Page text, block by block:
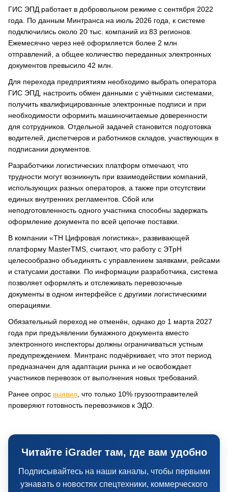
ГИС ЭПД работает в добровольном режиме с сентября 2022
года. По данным Минтранса на июль 2026 года, к системе
подключились около 20 тыс. компаний из 83 регионов.
Ежемесячно через неё оформляется более 2 млн
отправлений, а общее количество переданных электронных
документов превысило 42 млн.
Для перехода предприятиям необходимо выбрать оператора
ГИС ЭПД, настроить обмен данными с учётными системами,
получить квалифицированные электронные подписи и при
необходимости оформить машиночитаемые доверенности
для сотрудников. Отдельной задачей становится подготовка
водителей, диспетчеров и работников складов, участвующих в
подписании документов.
Разработчики логистических платформ отмечают, что
трудности могут возникнуть при взаимодействии компаний,
использующих разных операторов, а также при отсутствии
единых внутренних регламентов. Сбой или
неподготовленность одного участника способны задержать
оформление документа по всей цепочке поставки.
В компании «ТН Цифровая логистика», развивающей
платформу MasterTMS, считают, что работу с ЭТрН
целесообразно объединять с управлением заявками, рейсами
и статусами доставки. По информации разработчика, система
позволяет оформлять и отслеживать перевозочные
документы в одном интерфейсе с другими логистическими
операциями.
Обязательный переход не отменён, однако до 1 марта 2027
года при предъявлении бумажного документа вместо
электронного инспекторы должны ограничиваться устным
предупреждением. Минтранс подчёркивает, что этот период
предназначен для адаптации рынка и не освобождает
участников перевозок от выполнения новых требований.
Ранее опрос выявил , что только 10% грузоотправителей
проверяют готовность перевозчиков к ЭДО.
Читайте iGrader там, где вам удобно
Подписывайтесь на наши каналы, чтобы первыми
узнавать о новостях спецтехники, коммерческого